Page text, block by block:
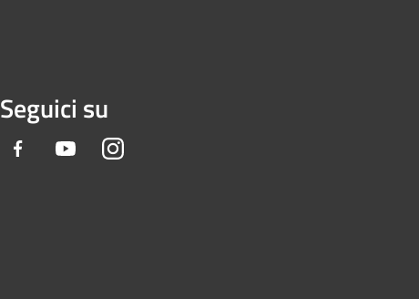
Seguici su
Facebook YoutubeInstagram